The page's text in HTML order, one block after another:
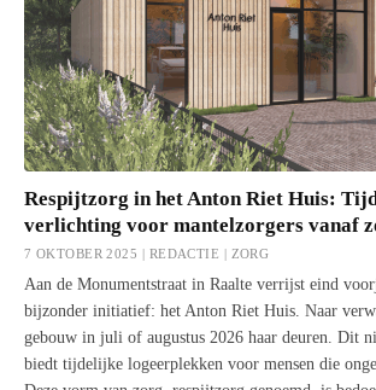
Respijtzorg in het Anton Riet Huis:
verlichting voor mantelzorgers vanaf
7 OKTOBER 2025 | REDACTIE | ZORG
Aan de Monumentstraat in Raalte verrijst eind
bijzonder initiatief: het Anton Riet Huis. Naar
gebouw in juli of augustus 2026 haar deuren. Dit
biedt tijdelijke logeerplekken voor mensen die